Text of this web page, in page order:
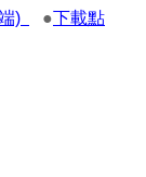
) ● 下載點